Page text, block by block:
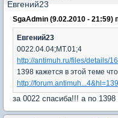
SgaAdmin (9.02.2010 - 21:59)
Евгений23
0022.04.04;МТ.01;4
http://antimuh.ru/files/details/
1398 кажется в этой теме
http://
за 0022 спасиба!!! а по 1398